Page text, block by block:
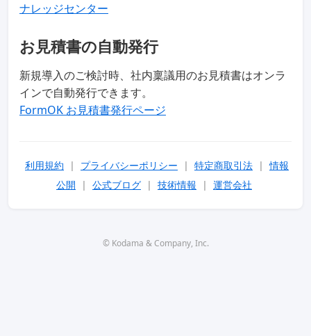
ナレッジセンター
お見積書の自動発行
新規導入のご検討時、社内稟議用のお見積書はオンラ
インで自動発行できます。
FormOK お見積書発行ページ
利用規約 | プライバシーポリシー | 特定商取引法 | 情報
公開
| 公式ブログ | 技術情報 | 運営会社
© Kodama & Company, Inc.